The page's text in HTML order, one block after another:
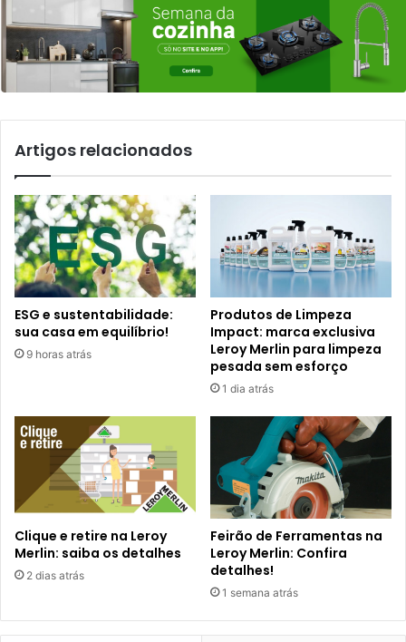
Artigos relacionados
ESG e sustentabilidade:
sua casa em equilíbrio!
9 horas atrás
Produtos de Limpeza
Impact: marca exclusiva
Leroy Merlin para limpeza
pesada sem esforço
1 dia atrás
Clique e retire na Leroy
Merlin: saiba os detalhes
2 dias atrás
Feirão de Ferramentas na
Leroy Merlin: Confira
detalhes!
1 semana atrás